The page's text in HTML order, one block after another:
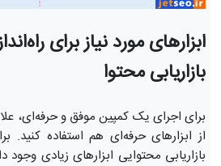
ابزارهای مورد نیاز برای
بازاریابی محتوا
برای اجرای یک کمپین موفق و حرفه‌ای،
از ابزارهای حرفه‌ای هم استفاده
بازاریابی محتوایی ابزارهای زیادی وجود